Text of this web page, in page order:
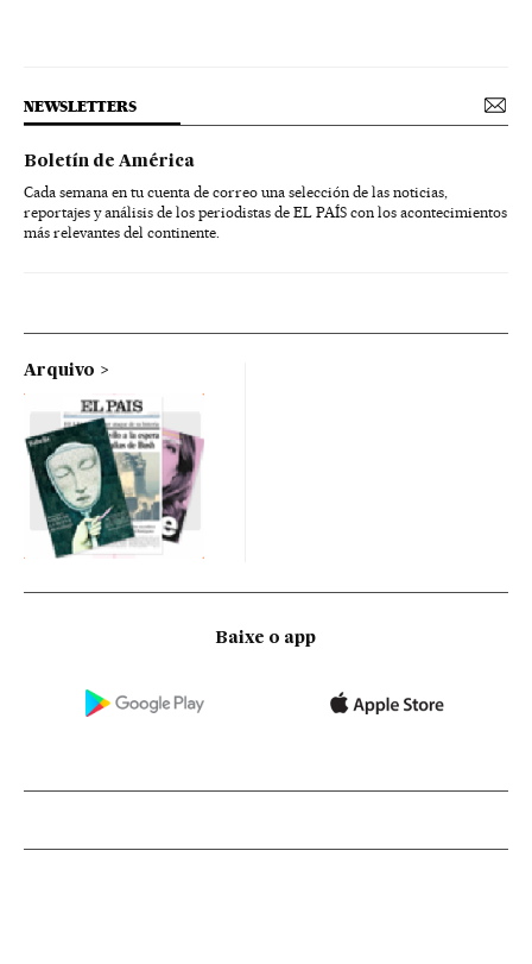
NEWSLETTERS
Boletín de América
Cada semana en tu cuenta de correo una selección de las noticias,
reportajes y análisis de los periodistas de EL PAÍS con los acontecimientos
más relevantes del continente.
Arquivo
Baixe o app